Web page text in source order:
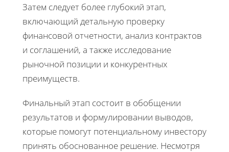
Затем следует более глубокий этап,
включающий детальную проверку
финансовой отчетности, анализ контрактов
и соглашений, а также исследование
рыночной позиции и конкурентных
преимуществ.
Финальный этап состоит в обобщении
результатов и формулировании выводов,
которые помогут потенциальному инвестору
принять обоснованное решение. Несмотря